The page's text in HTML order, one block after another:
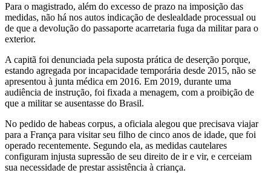
Para o magistrado, além do excesso de prazo na imposição das
medidas, não há nos autos indicação de deslealdade processual ou
de que a devolução do passaporte acarretaria fuga da militar para o
exterior.
A capitã foi denunciada pela suposta prática de deserção porque,
estando agregada por incapacidade temporária desde 2015, não se
apresentou à junta médica em 2016. Em 2019, durante uma
audiência de instrução, foi fixada a menagem, com a proibição de
que a militar se ausentasse do Brasil.
No pedido de habeas corpus, a oficiala alegou que precisava viajar
para a França para visitar seu filho de cinco anos de idade, que foi
operado recentemente. Segundo ela, as medidas cautelares
configuram injusta supressão de seu direito de ir e vir, e cerceiam
sua necessidade de prestar assistência à criança.